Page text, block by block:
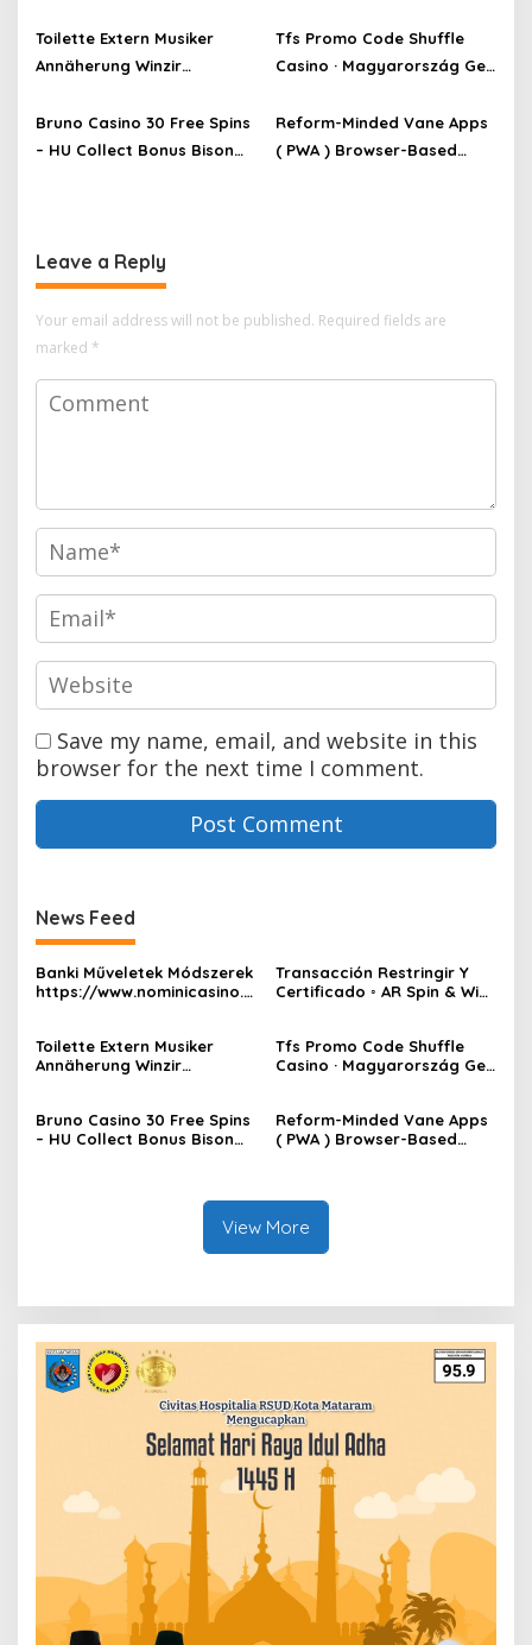
Toilette Extern Musiker
Annäherung Winzir
Casino • Europäische Union
Get Started
Tfs Promo Code Shuffle
Casino · Magyarország Get
Bruno Casino 30 Free Spins
– HU Collect Bonus Bison
Reform-Minded Vane Apps
( PWA ) Browser-Based
Leave a Reply
Your email address will not be published. Required fields are
marked *
Save my name, email, and website in this
browser for the next time I comment.
News Feed
Banki Műveletek Módszerek
https://www.nominicasino.h
Transacción Restringir ​​Y
Certificado ◦ AR Spin & Win
Toilette Extern Musiker
Annäherung Winzir
Get Started
Tfs Promo Code Shuffle
Casino · Magyarország Get
Bruno Casino 30 Free Spins
– HU Collect Bonus Bison
Reform-Minded Vane Apps
( PWA ) Browser-Based
Spin & Win
View More